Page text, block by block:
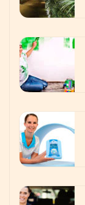
Reformas